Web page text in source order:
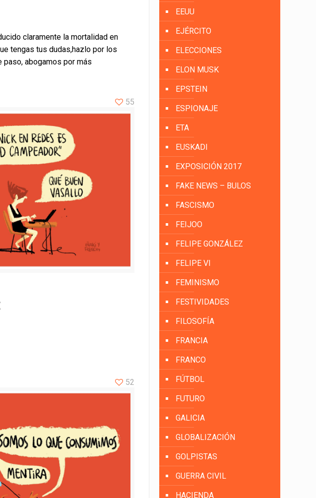
claramente la mortalidad en
tengas tus dudas,hazlo por los
paso, abogamos por más
55
52
EEUU
EJÉRCITO
ELECCIONES
ELON MUSK
EPSTEIN
ESPIONAJE
ETA
EUSKADI
EXPOSICIÓN 2017
FAKE NEWS – BULOS
FASCISMO
FEIJOO
FELIPE GONZÁLEZ
FELIPE VI
FEMINISMO
FESTIVIDADES
FILOSOFÍA
FRANCIA
FRANCO
FÚTBOL
FUTURO
GALICIA
GLOBALIZACIÓN
GOLPISTAS
GUERRA CIVIL
HACIENDA